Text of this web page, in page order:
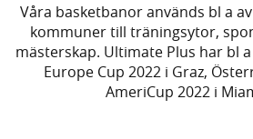
Våra basketbanor används bl a
kommuner till träningsytor,
mästerskap. Ultimate Plus har bl a
Europe Cup 2022 i Graz,
AmeriCup 2022 i